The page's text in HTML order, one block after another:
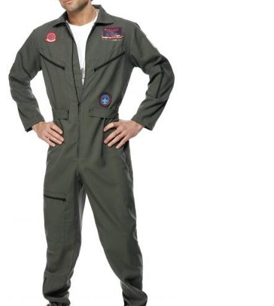
Pánsky Kostým Top Gun
48 €